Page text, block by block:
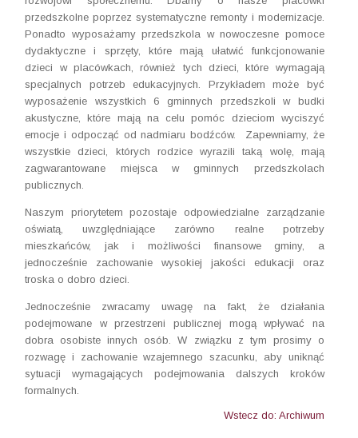
przedszkolne poprzez systematyczne remonty i modernizacje.
Ponadto wyposażamy przedszkola w nowoczesne pomoce
dydaktyczne i sprzęty, które mają ułatwić funkcjonowanie
dzieci w placówkach, również tych dzieci, które wymagają
specjalnych potrzeb edukacyjnych. Przykładem może być
wyposażenie wszystkich 6 gminnych przedszkoli w budki
akustyczne, które mają na celu pomóc dzieciom wyciszyć
emocje i odpocząć od nadmiaru bodźców. Zapewniamy, że
wszystkie dzieci, których rodzice wyrazili taką wolę, mają
zagwarantowane miejsca w gminnych przedszkolach
publicznych.
Naszym priorytetem pozostaje odpowiedzialne zarządzanie
oświatą, uwzględniające zarówno realne potrzeby
mieszkańców, jak i możliwości finansowe gminy, a
jednocześnie zachowanie wysokiej jakości edukacji oraz
troska o dobro dzieci.
Jednocześnie zwracamy uwagę na fakt, że działania
podejmowane w przestrzeni publicznej mogą wpływać na
dobra osobiste innych osób. W związku z tym prosimy o
rozwagę i zachowanie wzajemnego szacunku, aby uniknąć
sytuacji wymagających podejmowania dalszych kroków
formalnych.
Wstecz do: Archiwum